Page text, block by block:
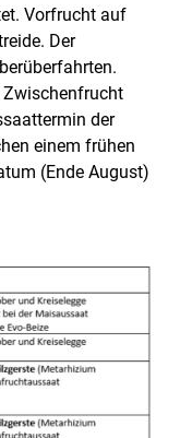
Vorfrucht auf
Der
der
einem frühen
(Ende August)